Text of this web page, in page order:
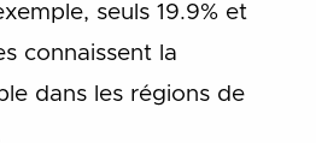
seuls 19.9% et
connaissent la
dans les régions de